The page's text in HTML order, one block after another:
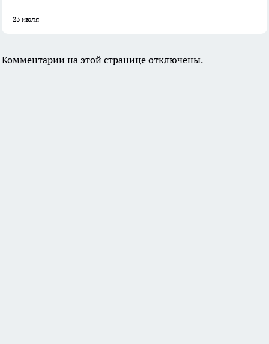
23 июля
Комментарии на этой странице отключены.